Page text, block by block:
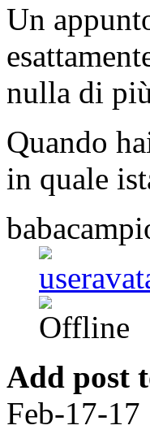
Un
nulla di
Quando
in quale
Add post
Feb-17-